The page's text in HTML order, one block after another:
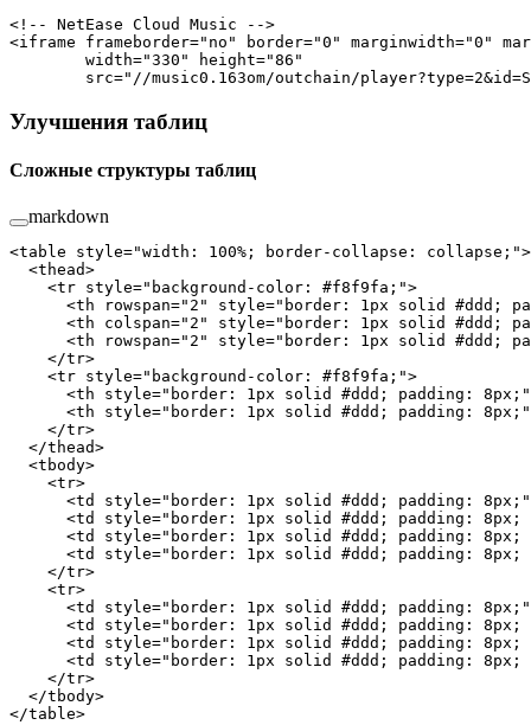
<!-- NetEase Cloud Music -->
<iframe frameborder="no" border="0" marginwidth="0"
        width
="330" height="86"
        src
="//music0.163om/outchain/
Улучшения таблиц
Сложные структуры таблиц
markdown
<table style="width: 100%; border-collapse: collapse;">
  <
thead>
    <
tr style="background-color: #f8f9fa;">
      <
th rowspan="2" style="border: 1px solid #ddd;
      <
th colspan="2" style="border: 1px solid #ddd;
      <
th rowspan="2" style="border: 1px solid #ddd;
    </
tr>
    <
tr style="background-color: #f8f9fa;">
      <
th style="border: 1px solid #ddd; padding: 8px;"
      <
th style="border: 1px solid #ddd; padding: 8px;"
    </
tr>
  </
thead>
  <
tbody>
    <
tr>
      <
td style="border: 1px solid #ddd; padding: 8px;"
      <
td style="border: 1px solid #ddd; padding:
      <
td style="border: 1px solid #ddd; padding:
      <
td style="border: 1px solid #ddd; padding:
    </
tr>
    <
tr>
      <
td style="border: 1px solid #ddd; padding: 8px;"
      <
td style="border: 1px solid #ddd; padding:
      <
td style="border: 1px solid #ddd; padding:
      <
td style="border: 1px solid #ddd; padding:
    </
tr>
  </
tbody>
</table>